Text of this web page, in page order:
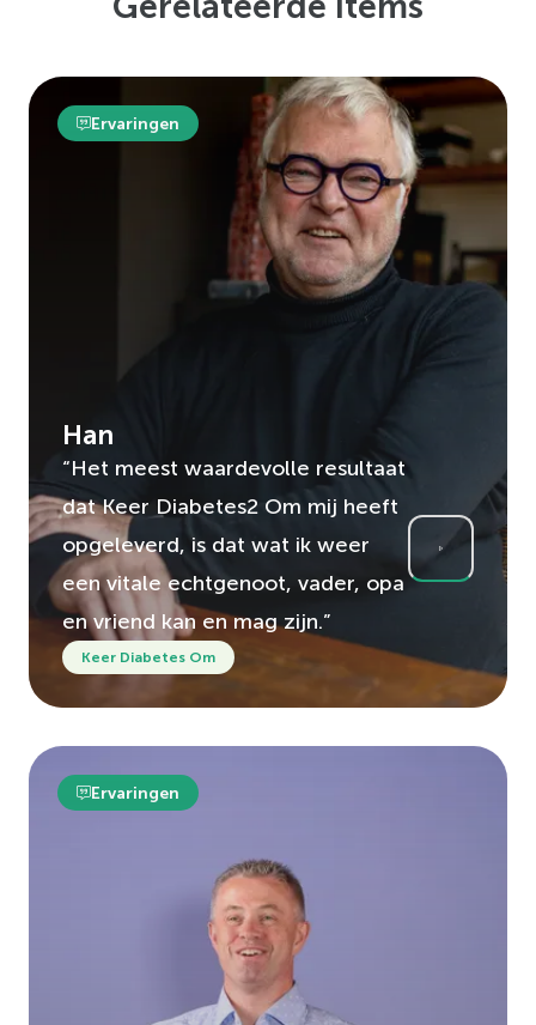
Ervaringen
Han
“Het meest waardevolle resultaat
dat Keer Diabetes2 Om mij heeft
opgeleverd, is dat wat ik weer
een vitale echtgenoot, vader, opa
en vriend kan en mag zijn.”
Keer Diabetes Om
Ervaringen